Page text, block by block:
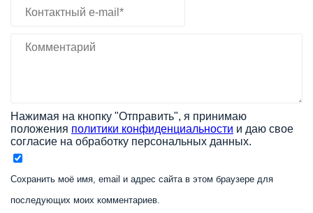
Нажимая на кнопку "Отправить", я принимаю
положения политики конфиденциальности и даю свое
согласие на обработку персональных данных.
Сохранить моё имя, email и адрес сайта в этом браузере для
последующих моих комментариев.